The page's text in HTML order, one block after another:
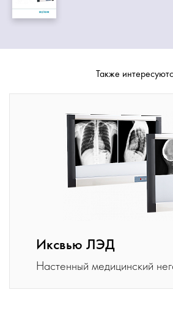
Также
Иксвью ЛЭД
Настенный медицинский